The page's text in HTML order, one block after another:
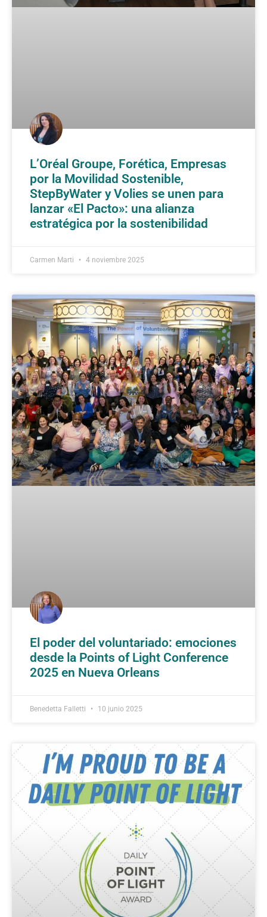
L’Oréal Groupe, Forética, Empresas
por la Movilidad Sostenible,
StepByWater y Volies se unen para
lanzar «El Pacto»: una alianza
estratégica por la sostenibilidad
Carmen Marti 4 noviembre 2025
El poder del voluntariado: emociones
desde la Points of Light Conference
2025 en Nueva Orleans
Benedetta Falletti 10 junio 2025